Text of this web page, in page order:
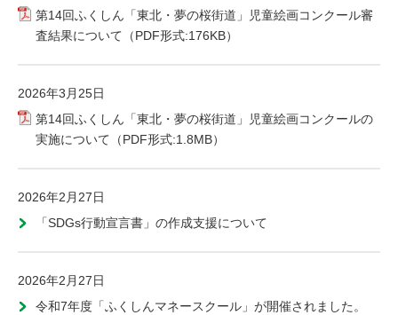
第14回ふくしん「東北・夢の桜街道」児童絵画コンクール審
査結果について（PDF形式:176KB）
2026年3月25日
第14回ふくしん「東北・夢の桜街道」児童絵画コンクールの
実施について（PDF形式:1.8MB）
2026年2月27日
「SDGs行動宣言書」の作成支援について
2026年2月27日
令和7年度「ふくしんマネースクール」が開催されました。